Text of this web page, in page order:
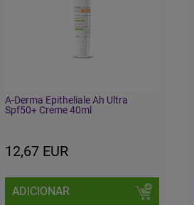
A-Derma Epitheliale Ah Ultra
Spf50+ Creme 40ml
12,67 EUR
ADICIONAR